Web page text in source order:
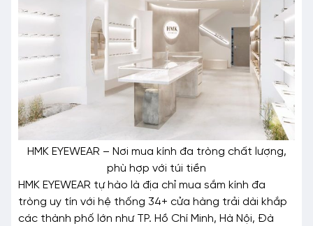
HMK EYEWEAR – Nơi mua kính đa tròng chất lượng,
phù hợp với túi tiền
HMK EYEWEAR tự hào là địa chỉ mua sắm kính đa
tròng uy tín với hệ thống 34+ cửa hàng trải dài khắp
các thành phố lớn như TP. Hồ Chí Minh, Hà Nội, Đà